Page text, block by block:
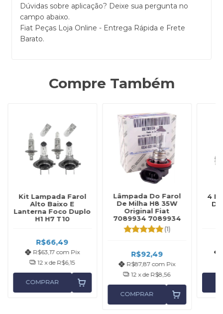
Dúvidas sobre aplicação? Deixe sua pergunta no
campo abaixo.
Fiat Peças Loja Online - Entrega Rápida e Frete
Barato.
Compre Também
Kit Lampada Farol
Alto Baixo E
Lanterna Foco Duplo
H1 H7 T10
R$66,49
R$63,17com Pix
12 x de R$6,15
COMPRAR
Lâmpada Do Farol
De Milha H8 35W
Original Fiat
7089934 7089934
(1)
R$92,49
R$87,87com Pix
12 x de R$8,56
COMPRAR
4